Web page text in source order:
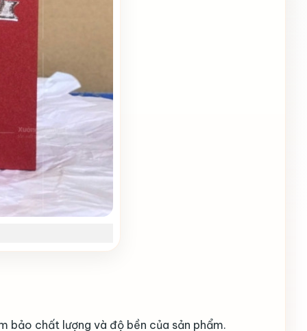
bảo chất lượng và độ bền của sản phẩm.